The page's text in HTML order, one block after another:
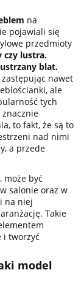
na
pojawiali się
przedmioty
czy lustra.
blat.
zastępując nawet
ale
tych
to fakt, że są to
nad nimi
a przede
może być
salonie oraz w
na niej
Takie
i tworzyć
model